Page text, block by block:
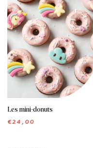
Les mini-donuts
€24,00